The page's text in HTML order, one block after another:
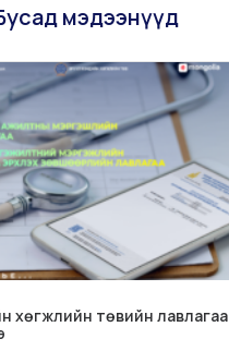
мэдээнүүд
хөгжлийн төвийн лавлагаа